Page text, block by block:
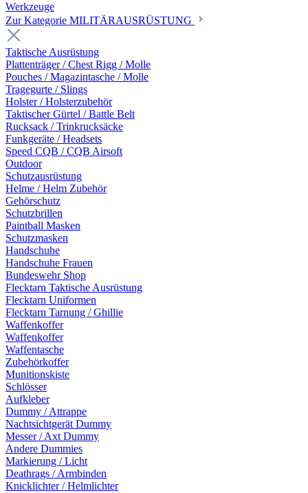
Werkzeuge
Zur Kategorie MILITÄRAUSRÜSTUNG
Taktische Ausrüstung
Plattenträger / Chest Rigg / Molle
Pouches / Magazintasche / Molle
Tragegurte / Slings
Holster / Holsterzubehör
Taktischer Gürtel / Battle Belt
Rucksack / Trinkrucksäcke
Funkgeräte / Headsets
Speed CQB / CQB Airsoft
Outdoor
Schutzausrüstung
Helme / Helm Zubehör
Gehörschutz
Schutzbrillen
Paintball Masken
Schutzmasken
Handschuhe
Handschuhe Frauen
Bundeswehr Shop
Flecktarn Taktische Ausrüstung
Flecktarn Uniformen
Flecktarn Tarnung / Ghillie
Waffenkoffer
Waffenkoffer
Waffentasche
Zubehörkoffer
Munitionskiste
Schlösser
Aufkleber
Dummy / Attrappe
Nachtsichtgerät Dummy
Messer / Axt Dummy
Andere Dummies
Markierung / Licht
Deathrags / Armbinden
Knicklichter / Helmlichter